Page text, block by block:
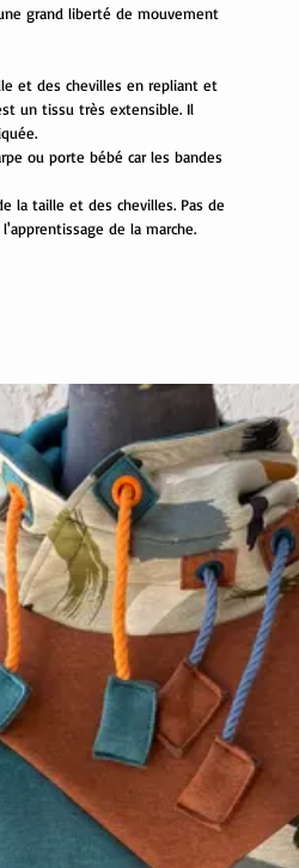
grand liberté de mouvement
et des chevilles en repliant et
un tissu très extensible. Il
ou porte bébé car les bandes
la taille et des chevilles. Pas de
de la marche.